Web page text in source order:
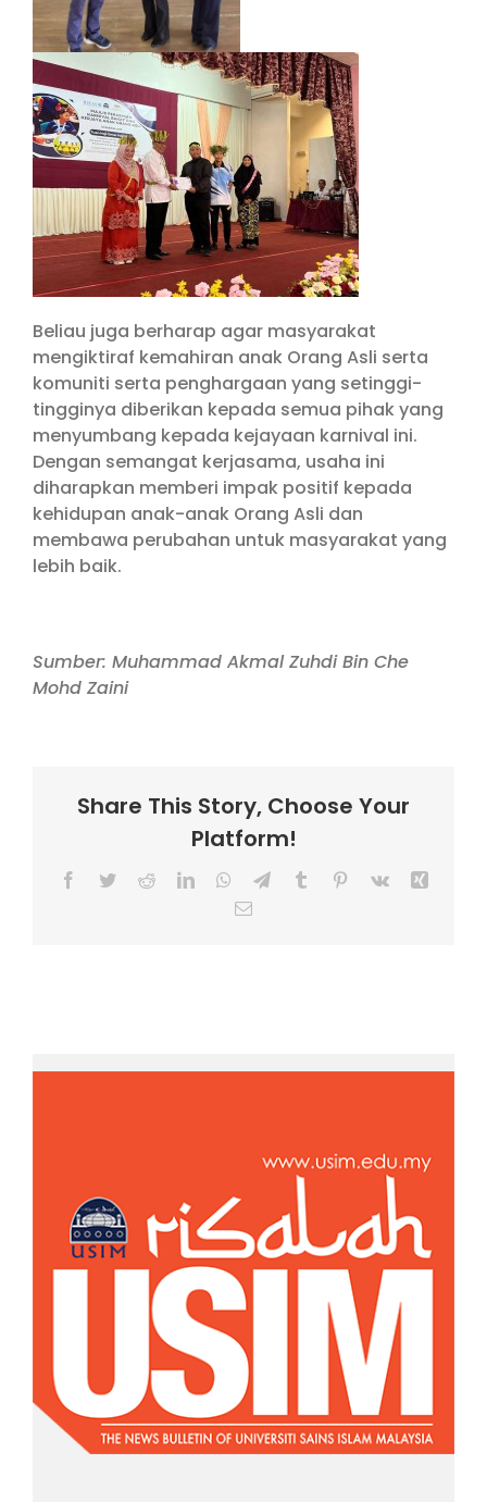
Beliau juga berharap agar masyarakat
mengiktiraf kemahiran anak Orang Asli serta
komuniti serta penghargaan yang setinggi-
tingginya diberikan kepada semua pihak yang
menyumbang kepada kejayaan karnival ini.
Dengan semangat kerjasama, usaha ini
diharapkan memberi impak positif kepada
kehidupan anak-anak Orang Asli dan
membawa perubahan untuk masyarakat yang
lebih baik.
Sumber: Muhammad Akmal Zuhdi Bin Che
Mohd Zaini
Share This Story, Choose Your
Platform!
Facebook
TwitterRedditLinkedInWhatsApp
TelegramTumblr Pinterest
Vk
Email